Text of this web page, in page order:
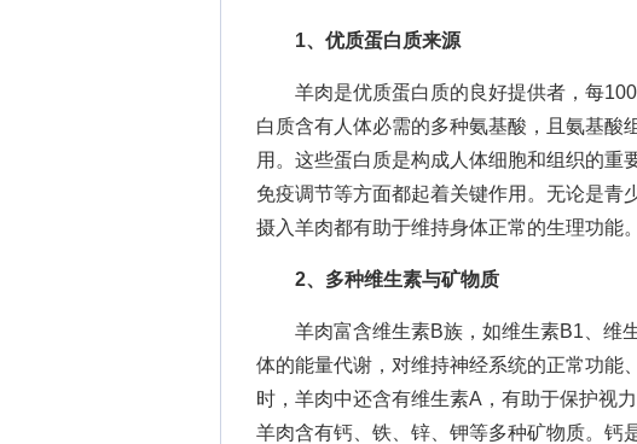
1、优质蛋白质来源
羊肉是优质蛋白质的良好提供者，每100
白质含有人体必需的多种氨基酸，且氨基酸
用。这些蛋白质是构成人体细胞和组织的重
免疫调节等方面都起着关键作用。无论是青
摄入羊肉都有助于维持身体正常的生理功能。
2、多种维生素与矿物质
羊肉富含维生素B族，如维生素B1、维
体的能量代谢，对维持神经系统的正常功能
时，羊肉中还含有维生素A，有助于保护视
羊肉含有钙、铁、锌、钾等多种矿物质。钙